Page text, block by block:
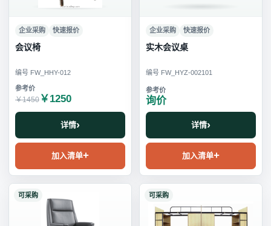
企业采购 快速报价
会议椅
编号 FW_HHY-012
￥1450 ￥1250
详情
加入清单
企业采购 快速报价
实木会议桌
编号 FW_HYZ-002101
询价
详情
加入清单
可采购 可采购